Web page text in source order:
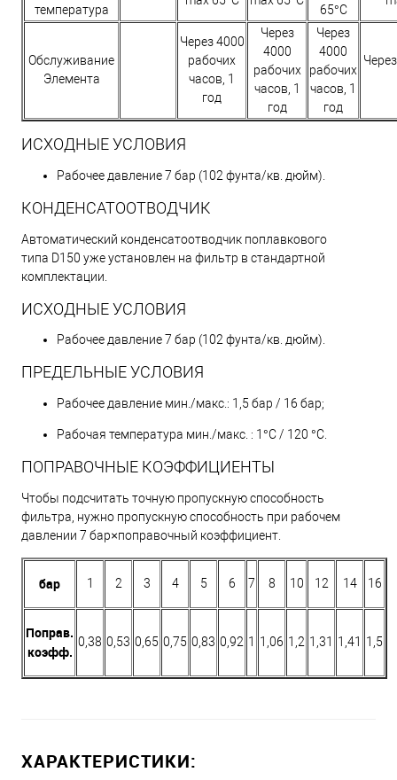
температура 65°C
Обслуживание
Элемента
Через 4000
рабочих
часов, 1
год
Через
4000
рабочих
часов, 1
год
Через
4000
рабочих
часов, 1
год
ИСХОДНЫЕ УСЛОВИЯ
Рабочее давление 7 бар (102 фунта/кв. дюйм).
КОНДЕНСАТООТВОДЧИК
Автоматический конденсатоотводчик поплавкового
типа D150 уже установлен на фильтр в стандартной
комплектации.
ИСХОДНЫЕ УСЛОВИЯ
Рабочее давление 7 бар (102 фунта/кв. дюйм).
ПРЕДЕЛЬНЫЕ УСЛОВИЯ
Рабочее давление мин./макс.: 1,5 бар / 16 бар;
Рабочая температура мин./макс. : 1°C / 120 °C.
ПОПРАВОЧНЫЕ КОЭФФИЦИЕНТЫ
Чтобы подсчитать точную пропускную способность
фильтра, нужно пропускную способность при рабочем
давлении 7 бар×поправочный коэффициент.
бар 1 2 3 4 5 6 7 8 10 12 14 16
Поправ.
коэфф.
0,38 0,53 0,65 0,75 0,83 0,92 1 1,06 1,2 1,31 1,41 1,5
ХАРАКТЕРИСТИКИ: